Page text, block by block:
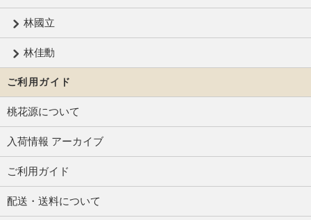
林國立
林佳勳
ご利用ガイド
桃花源について
入荷情報 アーカイブ
ご利用ガイド
配送・送料について